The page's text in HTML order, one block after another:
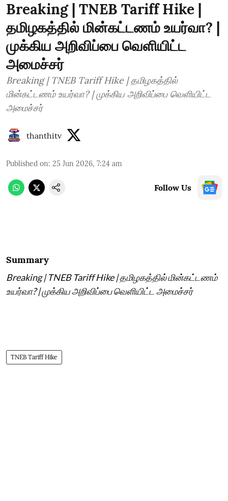
Breaking | TNEB Tariff Hike |
தமிழகத்தில் மின்கட்டணம் உயர்வா? |
முக்கிய அறிவிப்பை வெளியிட்ட
அமைச்சர்
Breaking | TNEB Tariff Hike | தமிழகத்தில்
மின்கட்டணம் உயர்வா? | முக்கிய அறிவிப்பை வெளியிட்ட
அமைச்சர்
thanthitv
Published on: 25 Jun 2026, 7:24 am
Follow Us
Summary
Breaking | TNEB Tariff Hike | தமிழகத்தில் மின்கட்டணம்
உயர்வா? | முக்கிய அறிவிப்பை வெளியிட்ட அமைச்சர்
TNEB Tariff Hike